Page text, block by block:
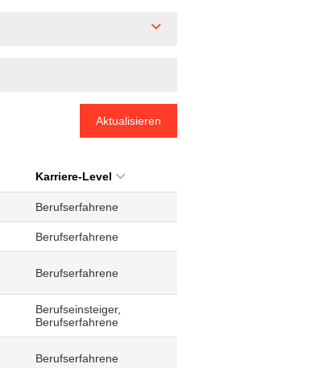
Aktualisieren
Karriere-Level
Berufserfahrene
Berufserfahrene
Berufserfahrene
Berufseinsteiger,
Berufserfahrene
Berufserfahrene